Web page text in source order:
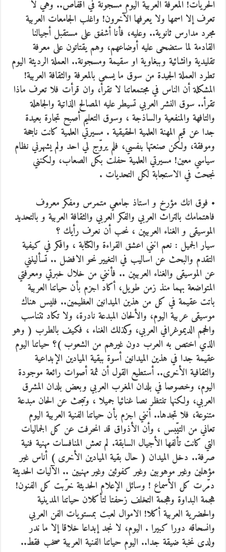
الحريات! المعرفة العربية اليوم مسجونة في أقفاص.. وهي لا
تعرف إلا اسمها ولا يعرفها الآخرون! واغلب الجامعات العربية
مجرد مدارس ثانوية.. وعليه، فأنا أشفق على مستقبل أجيالنا
القادمة لما ستضحى عليه أوضاعهم، وهم يقتاتون على معرفة
تقليدية وانشائية وببغاوية او سقيمة ومسجونة.. العملة الرديئة اليوم
تطرد العملة الجيدة من سوق ما يسمى بالمعرفة والثقافة العربية!
المشكلة أن الناس في مجتمعاتنا لا تقرأ، وان قرأت فلا تعرف ماذا
تقرأ.. سوق النشر العربي تسيطر عليه المصالح الذاتية والجاهلة
والتافهة والمنفعية والساذجة ، وسوق التعليم أصبح تجارة بعيدة
جدا عن قيم المهنة العلمية الحقيقية . مسيرتي العلمية كانت ناجحة
وموفقة، ولكن صنعتها بنفسي، فلم يروّج لي احد ولم يشهرني نظام
سياسي معين! مسيرتي العلمية حفلت بكل الصعاب، ولكنني
نجحت في الاستجابة لكل التحديات .
• فوق انك مؤرخ و استاذ جامعي متمرس ومفكر معروف
فاهتمامك بالتراث العربي والفكر العربي والثقافة العربية و بالتحديد
الموسيقى و الغناء العربيين ، نحب أن نعرف رأيك ؟
سيار الجميل : نعم انني اعشق القراءة والكتابة ، وافكر في كيفية
التقدم والبحث عن اساليب في التغيير نحو الافضل .. تسألينني
عن الموسيقى والغناء العربيين .. فأنني من خلال خبرتي ومعرفتي
المتواضعة بهما منذ زمن طويل، أكاد اجزم بأن حياتنا العربية
باتت عقيمة في كل من هذين الميدانين العظيمين.. فليس هناك
موسيقى عربية اليوم، والألحان المبدعة نادرة، ولا تكاد تتناسب
والحجم الديموغرافي العربي، وكذلك الغناء ، فكيف بالطرب ( وهو
الذي اختص به العرب دون غيرهم من الشعوب )؟ حياتنا اليوم
عقيمة جدا في هذين الميدانين أسوة ببقية الميادين الإبداعية
والثقافية الأخرى.. أستطيع القول أن ثمة أصوات رائعة موجودة
اليوم، وخصوصا في بلدان المغرب العربي وبعض بلدان المشرق
العربي، ولكنها تنتظر نصا غنائيا جميلا ، وتبحث عن الحان مبدعة
متنوعة، فلا تجدها.. أنني اجزم بأن حياتنا الفنية العربية اليوم
تعاني من التيّبس ، وأن الأذواق قد انحرفت عن كل الجماليات
التي كانت تألفها الأجيال السابقة. لم تعش المنافسات مهنية فنية
صرفة.. دخل الميدان ( حال بقية الميادين الأخرى ) أناس غير
مؤهلين وغير موهوبين وغير كفوئين وغير مهنيين .. الآليات الحديثة
دمّرت كل الأسماع ! وسائل الإعلام الحديثة خرّبت كل الفنون!
هجمة البداوة وهجمة التخلف زحفتا لتأكلان حياتنا المدينية
والحضرية العربية أكلا! الاموال لعبت بمستويات الفن العربي
وانسحاقه دورا كبيرا . اليوم، لا نجد إبداعا خلاقا إلا ما ندر
ولدى نخبة ضيقة جدا.. اليوم حياتنا الفنية العربية صخب فقط..